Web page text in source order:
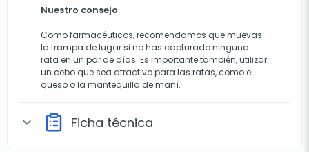
Nuestro consejo
Como farmacéuticos, recomendamos que muevas
la trampa de lugar si no has capturado ninguna
rata en un par de días. Es importante también, utilizar
un cebo que sea atractivo para las ratas, como el
queso o la mantequilla de maní.
expand_more Ficha técnica